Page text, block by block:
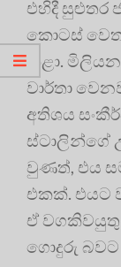
එහිදී සුළුතර
කොටස් වෙත
කළා.
වාර්තා
අතිශය
ස්ටාලින්ගේ
වුණත්, එය
එකක්. එයට
ඒ වගකිවයුතු
ගොදුරු බවට